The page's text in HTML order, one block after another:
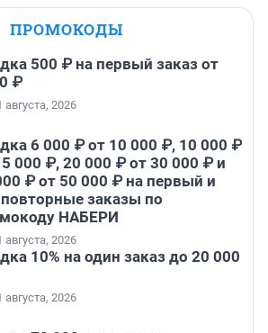
ПРОМОКОДЫ
500 ₽ на первый заказ от
₽
августа, 2026
6 000 ₽ от 10 000 ₽, 10 000 ₽
000 ₽, 20 000 ₽ от 30 000 ₽ и
₽ от 50 000 ₽ на первый и
повторные заказы по
НАБЕРИ
августа, 2026
10% на один заказ до 20 000
августа, 2026